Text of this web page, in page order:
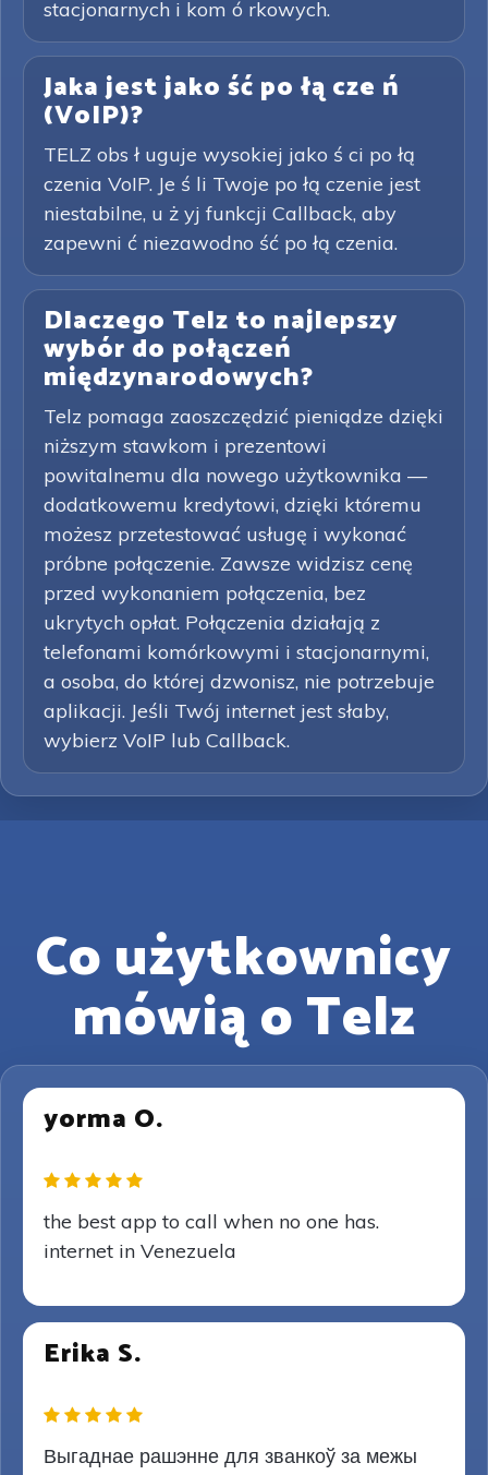
stacjonarnych i kom ó rkowych.
Jaka jest jako ść po łą cze ń
(VoIP)?
TELZ obs ł uguje wysokiej jako ś ci po łą
czenia VoIP. Je ś li Twoje po łą czenie jest
niestabilne, u ż yj funkcji Callback, aby
zapewni ć niezawodno ść po łą czenia.
Dlaczego Telz to najlepszy
wybór do połączeń
międzynarodowych?
Telz pomaga zaoszczędzić pieniądze dzięki
niższym stawkom i prezentowi
powitalnemu dla nowego użytkownika —
dodatkowemu kredytowi, dzięki któremu
możesz przetestować usługę i wykonać
próbne połączenie. Zawsze widzisz cenę
przed wykonaniem połączenia, bez
ukrytych opłat. Połączenia działają z
telefonami komórkowymi i stacjonarnymi,
a osoba, do której dzwonisz, nie potrzebuje
aplikacji. Jeśli Twój internet jest słaby,
wybierz VoIP lub Callback.
Co użytkownicy
mówią o Telz
yorma O.
the best app to call when no one has.
internet in Venezuela
Erika S.
Выгаднае рашэнне для званкоў за межы